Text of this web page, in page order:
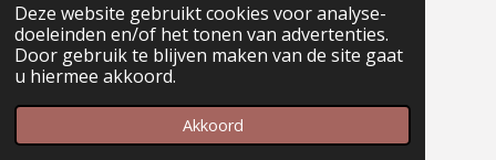
Deze website gebruikt cookies voor analyse-
doeleinden en/of het tonen van advertenties.
Door gebruik te blijven maken van de site gaat
u hiermee akkoord.
Akkoord